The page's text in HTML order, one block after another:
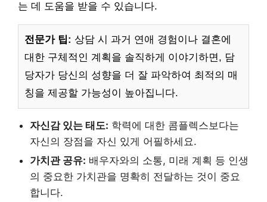
는 데 도움을 받을 수 있습니다.
전문가 팁: 상담 시 과거 연애 경험이나 결혼에
대한 구체적인 계획을 솔직하게 이야기하면, 담
당자가 당신의 성향을 더 잘 파악하여 최적의 매
칭을 제공할 가능성이 높아집니다.
자신감 있는 태도: 학력에 대한 콤플렉스보다는
자신의 장점을 자신 있게 어필하세요.
가치관 공유: 배우자와의 소통, 미래 계획 등 인생
의 중요한 가치관을 명확히 전달하는 것이 중요
합니다.